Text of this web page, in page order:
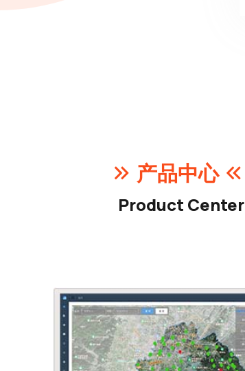
产品中心
Product Center